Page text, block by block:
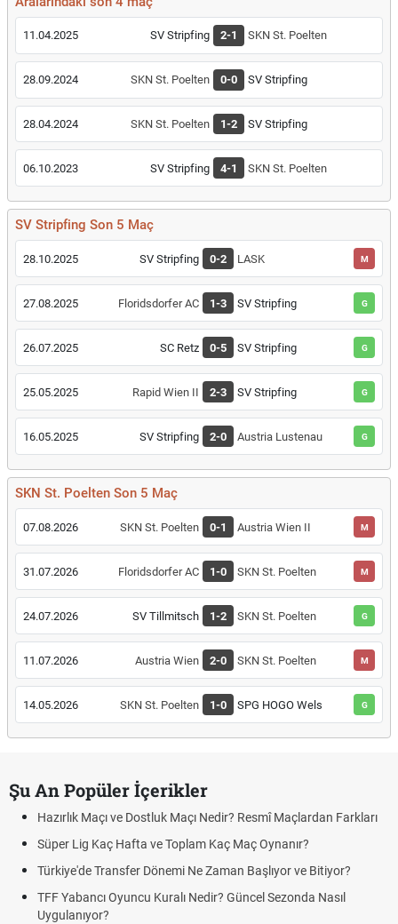
11.04.2025 SV Stripfing 2-1 SKN St. Poelten
28.09.2024 SKN St. Poelten 0-0 SV Stripfing
28.04.2024 SKN St. Poelten 1-2 SV Stripfing
06.10.2023 SV Stripfing 4-1 SKN St. Poelten
SV Stripfing Son 5 Maç
28.10.2025 SV Stripfing 0-2 LASK M
27.08.2025 Floridsdorfer AC 1-3 SV Stripfing G
26.07.2025 SC Retz 0-5 SV Stripfing G
25.05.2025 Rapid Wien II 2-3 SV Stripfing G
16.05.2025 SV Stripfing 2-0 Austria Lustenau G
SKN St. Poelten Son 5 Maç
07.08.2026 SKN St. Poelten 0-1 Austria Wien II M
31.07.2026 Floridsdorfer AC 1-0 SKN St. Poelten M
24.07.2026 SV Tillmitsch 1-2 SKN St. Poelten G
11.07.2026 Austria Wien 2-0 SKN St. Poelten M
14.05.2026 SKN St. Poelten 1-0 SPG HOGO Wels G
Şu An Popüler İçerikler
Hazırlık Maçı ve Dostluk Maçı Nedir? Resmî Maçlardan Farkları
Süper Lig Kaç Hafta ve Toplam Kaç Maç Oynanır?
Türkiye'de Transfer Dönemi Ne Zaman Başlıyor ve Bitiyor?
TFF Yabancı Oyuncu Kuralı Nedir? Güncel Sezonda Nasıl
Uygulanıyor?